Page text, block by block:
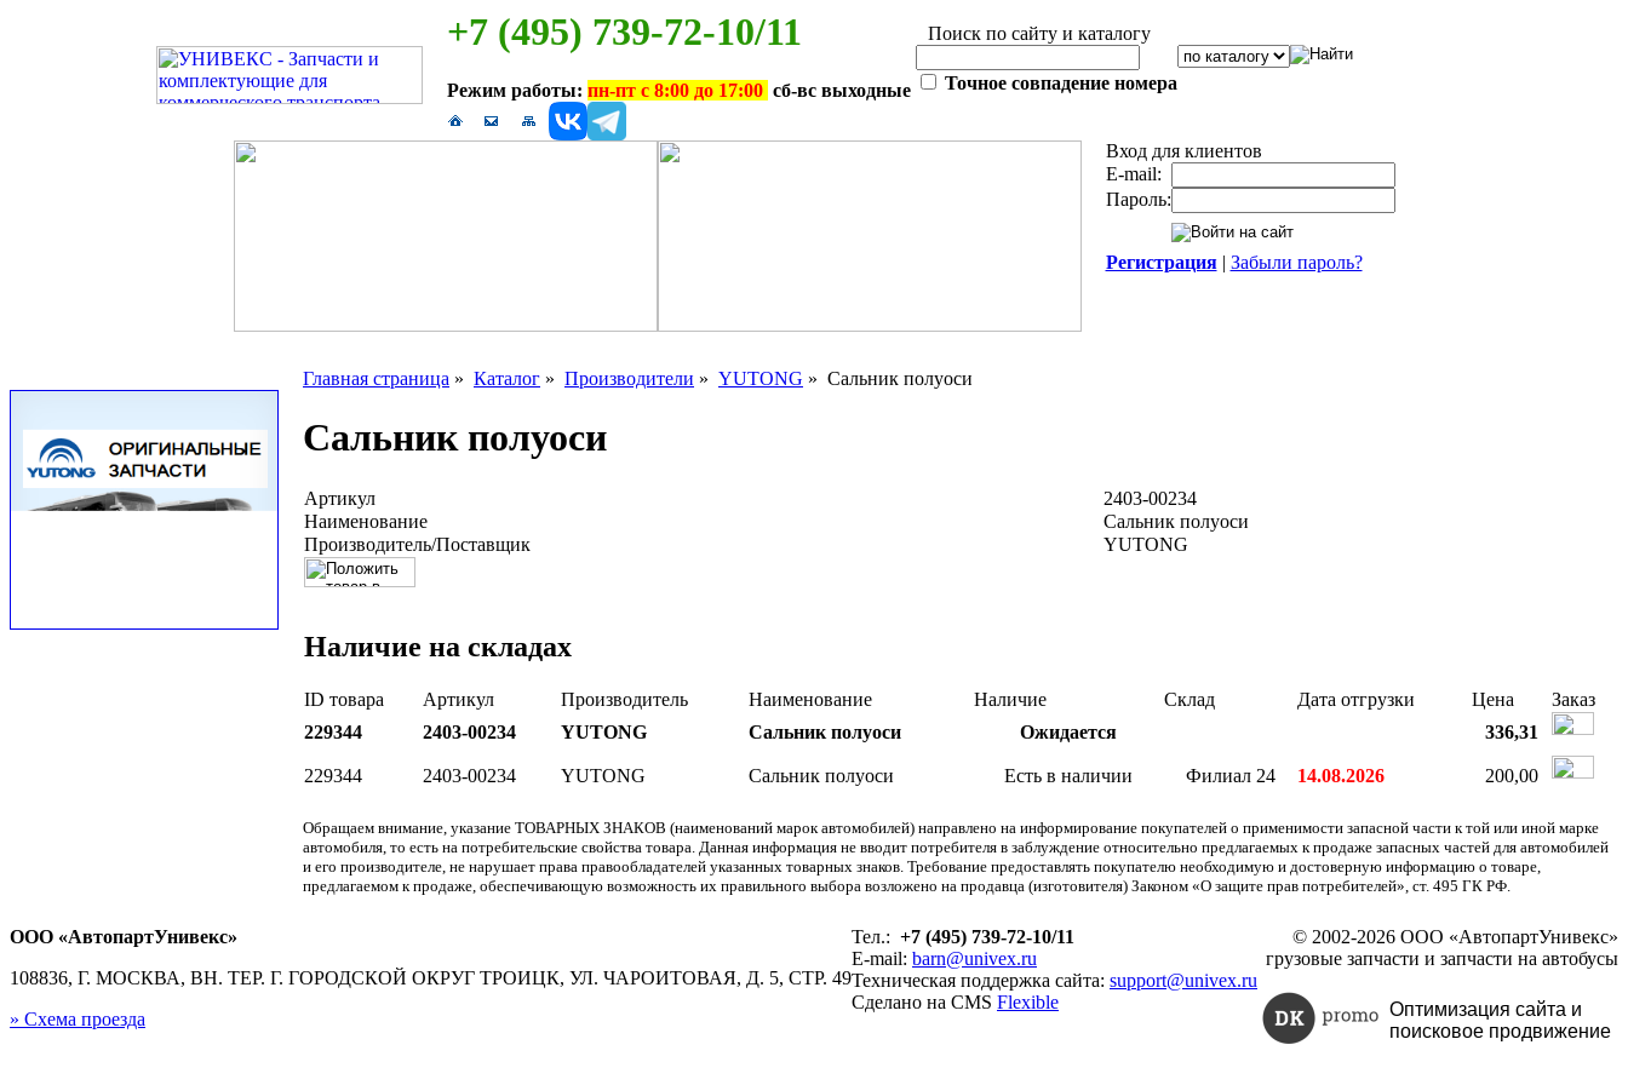
+7 (495) 739-72-10/11
Режим работы: пн-пт с 8:00 до 17:00 сб-вс выходные
Поиск по сайту и каталогу
Точное совпадение номера
Вход для клиентов
E-mail:
Пароль:
Регистрация| Забыли пароль?
Главная страница » Каталог » Производители » YUTONG » Сальник полуоси
Сальник полуоси
Артикул
2403-00234
Наименование
Сальник полуоси
Производитель/Поставщик
YUTONG
Наличие на складах
ID товара Артикул Производитель Наименование Наличие Склад Дата отгрузки Цена
Заказ
229344
2403-00234 YUTONG Сальник полуоси Ожидается 336,31
229344 2403-00234 YUTONG Сальник полуоси Есть в наличии Филиал 24 14.08.2026 200,00
Обращаем внимание, указание ТОВАРНЫХ ЗНАКОВ (наименований марок автомобилей) направлено на информирование покупателей о применимости запасной части к той или иной марке
автомобиля, то есть на потребительские свойства товара. Данная информация не вводит потребителя в заблуждение относительно предлагаемых к продаже запасных частей для автомобилей
и его производителе, не нарушает права правообладателей указанных товарных знаков. Требование предоставлять покупателю необходимую и достоверную информацию о товаре,
предлагаемом к продаже, обеспечивающую возможность их правильного выбора возложено на продавца (изготовителя) Законом «О защите прав потребителей», ст. 495 ГК РФ.
ООО «АвтопартУнивекс»
108836, Г. МОСКВА, ВН. ТЕР. Г. ГОРОДСКОЙ ОКРУГ ТРОИЦК, УЛ. ЧАРОИТОВАЯ, Д. 5, СТР. 49
» Схема проезда
Тел.: +7 (495) 739-72-10/11
E-mail: barn@univex.ru
Техническая поддержка сайта: support@univex.ru
Сделано на CMS Flexible
© 2002-2026 ООО «АвтопартУнивекс»
грузовые запчасти и запчасти на автобусы
Оптимизация сайта и
поисковое продвижение